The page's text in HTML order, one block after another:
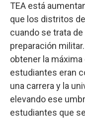
TEA está
que los distritos
cuando se trata de
preparación
obtener la
estudiantes eran
una carrera y la
elevando ese
estudiantes que